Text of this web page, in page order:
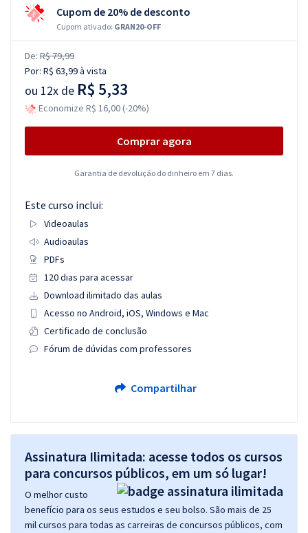
Cupom de 20% de desconto
Cupom ativado: GRAN20-OFF
De: R$ 79,99
Por: R$ 63,99à vista
ou 12x de R$ 5,33
Economize R$ 16,00 (-20%)
Comprar agora
Garantia de devolução do dinheiro em 7 dias.
Este curso inclui:
Videoaulas
Audioaulas
PDFs
120 dias para acessar
Download ilimitado das aulas
Acesso no Android, iOS, Windows e Mac
Certificado de conclusão
Fórum de dúvidas com professores
Compartilhar
Assinatura Ilimitada: acesse todos os cursos
para concursos públicos, em um só lugar!
O melhor custo
benefício para os seus estudos e seu bolso. São mais de 25
mil cursos para todas as carreiras de concursos públicos, com